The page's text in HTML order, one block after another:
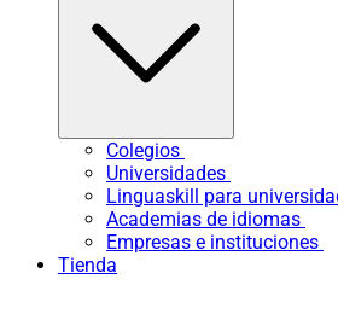
Colegios
Universidades
Linguaskill para
Academias de idiomas
Empresas e instituciones
Tienda